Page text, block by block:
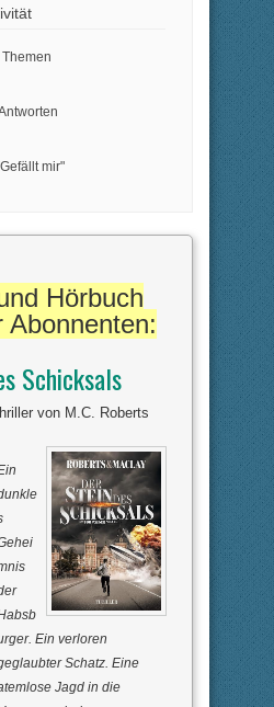
mir"
Hörbuch
Abonnenten:
Schicksals
von M.C. Roberts
Ein verloren
Schatz. Eine
Jagd in die